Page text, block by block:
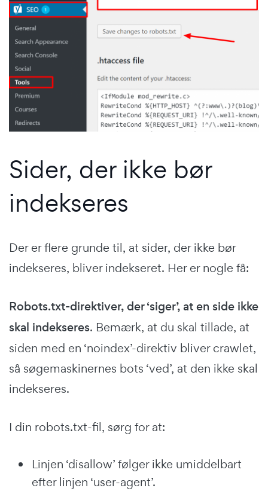
Sider, der ikke bør
indekseres
Der er flere grunde til, at sider, der ikke bør
indekseres, bliver indekseret. Her er nogle få:
Robots.txt-direktiver, der ‘siger’, at en side ikke
skal indekseres. Bemærk, at du skal tillade, at
siden med en ‘noindex’-direktiv bliver crawlet,
så søgemaskinernes bots ‘ved’, at den ikke skal
indekseres.
I din robots.txt-fil, sørg for at:
Linjen ‘disallow’ følger ikke umiddelbart
efter linjen ‘user-agent’.